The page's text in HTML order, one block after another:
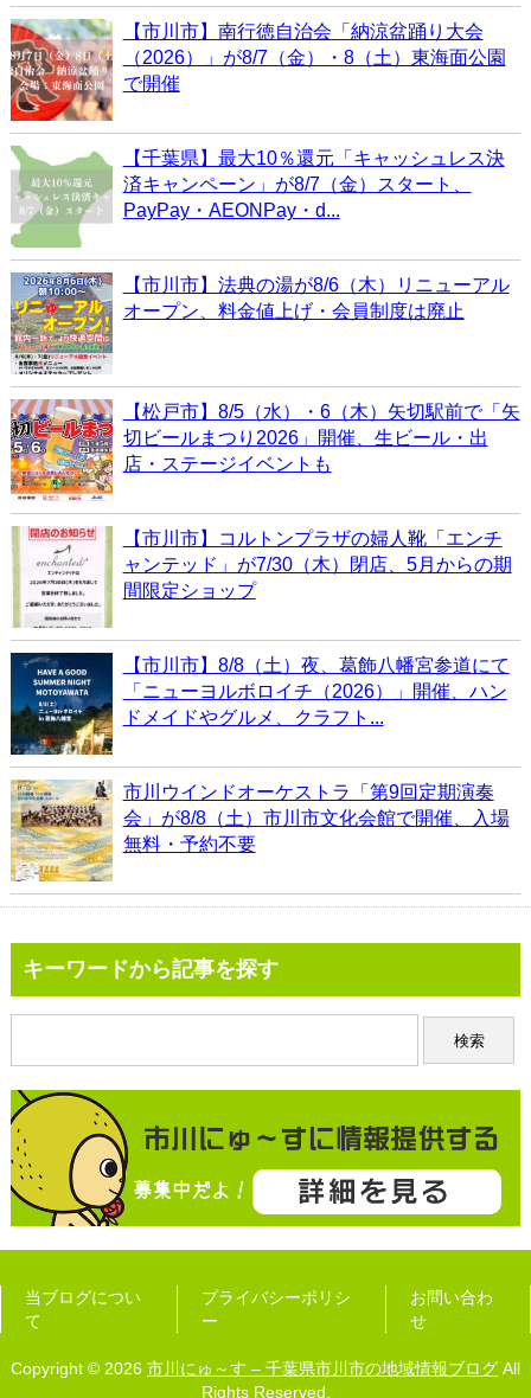
【市川市】南行徳自治会「納涼盆踊り大会
（2026）」が8/7（金）・8（土）東海面公園
で開催
【千葉県】最大10％還元「キャッシュレス決
済キャンペーン」が8/7（金）スタート、
PayPay・AEONPay・d...
【市川市】法典の湯が8/6（木）リニューアル
オープン、料金値上げ・会員制度は廃止
【松戸市】8/5（水）・6（木）矢切駅前で「矢
切ビールまつり2026」開催、生ビール・出
店・ステージイベントも
【市川市】コルトンプラザの婦人靴「エンチ
ャンテッド」が7/30（木）閉店、5月からの期
間限定ショップ
【市川市】8/8（土）夜、葛飾八幡宮参道にて
「ニューヨルボロイチ（2026）」開催、ハン
ドメイドやグルメ、クラフト...
市川ウインドオーケストラ「第9回定期演奏
会」が8/8（土）市川市文化会館で開催、入場
無料・予約不要
キーワードから記事を探す
当ブログについ
て
プライバシーポリシ
ー
お問い合わ
せ
Copyright © 2026 市川にゅ～す – 千葉県市川市の地域情報ブログ All
Rights Reserved.